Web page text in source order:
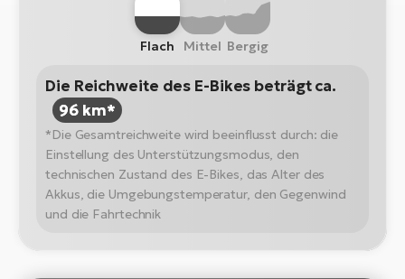
Flach Mittel Bergig
Die Reichweite des E-Bikes beträgt ca.
96 km*
*Die Gesamtreichweite wird beeinflusst durch: die
Einstellung des Unterstützungsmodus, den
technischen Zustand des E-Bikes, das Alter des
Akkus, die Umgebungstemperatur, den Gegenwind
und die Fahrtechnik